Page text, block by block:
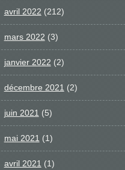
avril 2022 (212)
mars 2022 (3)
janvier 2022 (2)
décembre 2021 (2)
juin 2021 (5)
mai 2021 (1)
avril 2021 (1)